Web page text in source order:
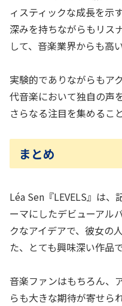
ィスティックな成長を示
深みを持ちながらもリス
して、音楽業界からも高
実験的でありながらもア
代音楽において独自の声
さらなる注目を集めるこ
まとめ
Léa Sen『LEVELS』は
ーマにしたデビューアル
クなアイデアで、彼女の
た、とても興味深い作品で
音楽ファンはもちろん、
らも大きな期待が寄せら